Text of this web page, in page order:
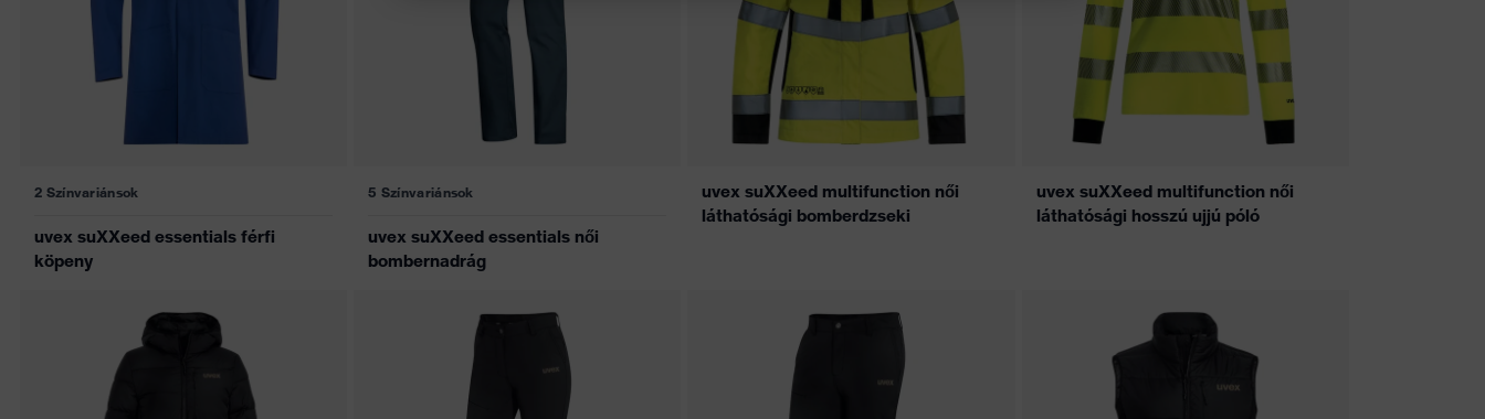
2 Színvariánsok
uvex suXXeed essentials férfi
köpeny
5 Színvariánsok
uvex suXXeed essentials női
bombernadrág
uvex suXXeed multifunction női
láthatósági bomberdzseki
uvex suXXeed multifunction női
láthatósági hosszú ujjú póló